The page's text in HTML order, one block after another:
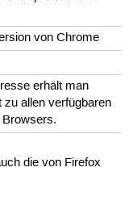
von Chrome
erhält man
zu allen verfügbaren
die von Firefox